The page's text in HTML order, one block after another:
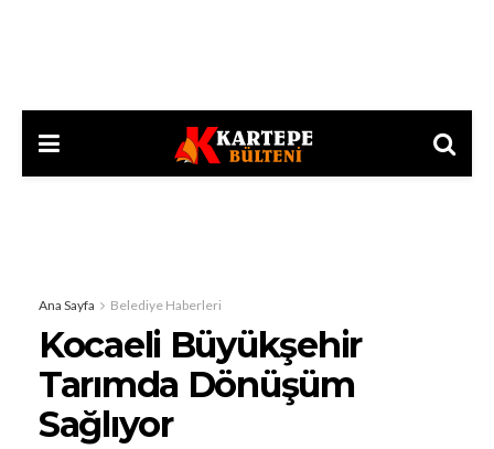
Ana Sayfa Belediye Haberleri
Kocaeli Büyükşehir
Tarımda Dönüşüm
Sağlıyor